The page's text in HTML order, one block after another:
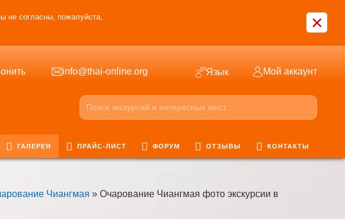
не согласны, пожалуйста,
×
info@thai-online.org Язык Мой аккаунт
ГАЛЕРЕЯ ПРАЙС-ЛИСТ ФОРУМ ОТЗЫВЫ КОНТАКТЫ
Чиангмая » Очарование Чиангмая фото экскурсии в